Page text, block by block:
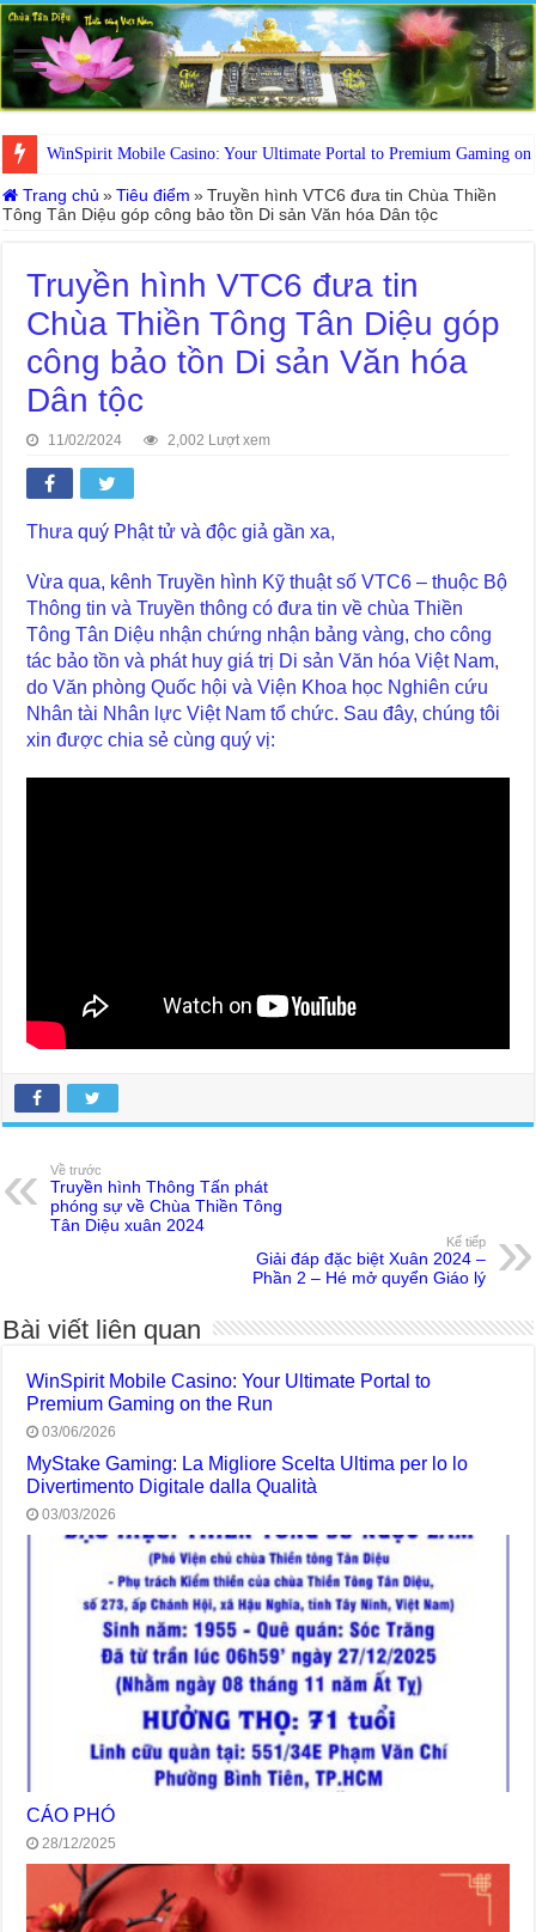
WinSpirit Mobile Casino: Your Ultimate Portal to Premium Gaming on
Trang chủ » Tiêu điểm » Truyền hình VTC6 đưa tin Chùa Thiền
Tông Tân Diệu góp công bảo tồn Di sản Văn hóa Dân tộc
Truyền hình VTC6 đưa tin
Chùa Thiền Tông Tân Diệu góp
công bảo tồn Di sản Văn hóa
Dân tộc
11/02/2024 2,002 Lượt xem
Thưa quý Phật tử và độc giả gần xa,
Vừa qua, kênh Truyền hình Kỹ thuật số VTC6 – thuộc Bộ
Thông tin và Truyền thông có đưa tin về chùa Thiền
Tông Tân Diệu nhận chứng nhận bảng vàng, cho công
tác bảo tồn và phát huy giá trị Di sản Văn hóa Việt Nam,
do Văn phòng Quốc hội và Viện Khoa học Nghiên cứu
Nhân tài Nhân lực Việt Nam tổ chức. Sau đây, chúng tôi
xin được chia sẻ cùng quý vị:
Về trước
Truyền hình Thông Tấn phát
phóng sự về Chùa Thiền Tông
Tân Diệu xuân 2024
Kế tiếp
Giải đáp đặc biệt Xuân 2024 –
Phần 2 – Hé mở quyển Giáo lý
Bài viết liên quan
WinSpirit Mobile Casino: Your Ultimate Portal to
Premium Gaming on the Run
03/06/2026
MyStake Gaming: La Migliore Scelta Ultima per lo lo
Divertimento Digitale dalla Qualità
03/03/2026
CÁO PHÓ
28/12/2025